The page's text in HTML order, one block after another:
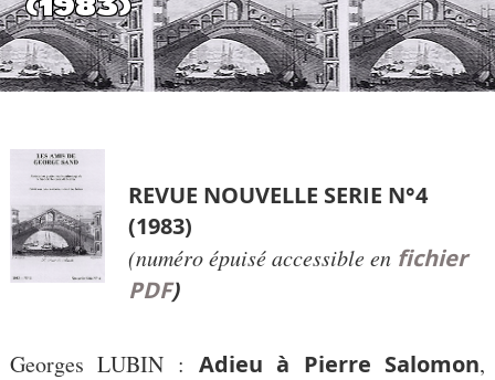
REVUE NOUVELLE SERIE N°4
(1983)
(numéro épuisé accessible en fichier
PDF)
Georges LUBIN : Adieu à Pierre Salomon,